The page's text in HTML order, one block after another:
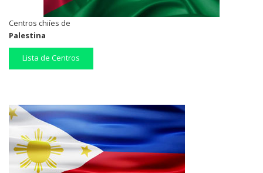
Centros chiíes de
Palestina
Lista de Centros